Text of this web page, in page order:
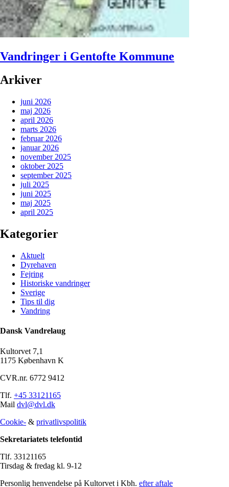
Vandringer i Gentofte Kommune
Arkiver
juni 2026
maj 2026
april 2026
marts 2026
februar 2026
januar 2026
november 2025
oktober 2025
september 2025
juli 2025
juni 2025
maj 2025
april 2025
Kategorier
Aktuelt
Dyrehaven
Fejring
Historiske vandringer
Sverige
Tips til dig
Vandring
Dansk Vandrelaug
Kultorvet 7,1
1175 København K
CVR.nr. 6772 9412
Tlf. +45 33121165
Mail dvl@dvl.dk
Cookie- & privatlivspolitik
Sekretariatets telefontid
Tlf. 33121165
Tirsdag & fredag kl. 9-12
Personlig henvendelse på Kultorvet i Kbh. efter aftale